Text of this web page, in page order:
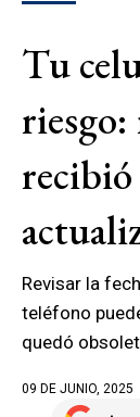
Tu
riesgo:
Revisar la
teléfono
quedó
09 DE JUNIO, 2025